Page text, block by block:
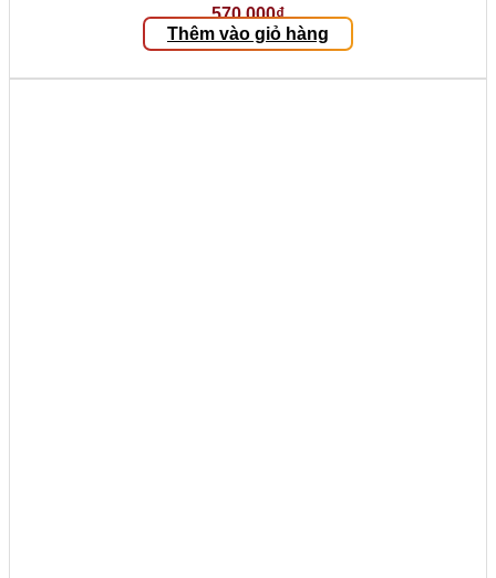
570.000₫
Thêm vào giỏ hàng